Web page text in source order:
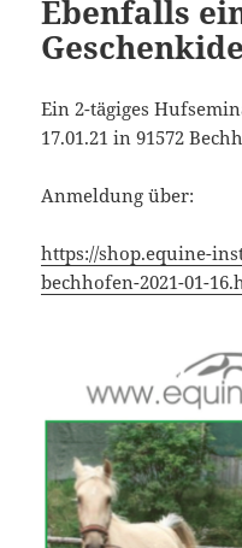
Ebenfalls
Ein 2-tägiges
17.01.21 in 91572
Anmeldung über:
https://shop.equine-
bechhofen-2021-01-